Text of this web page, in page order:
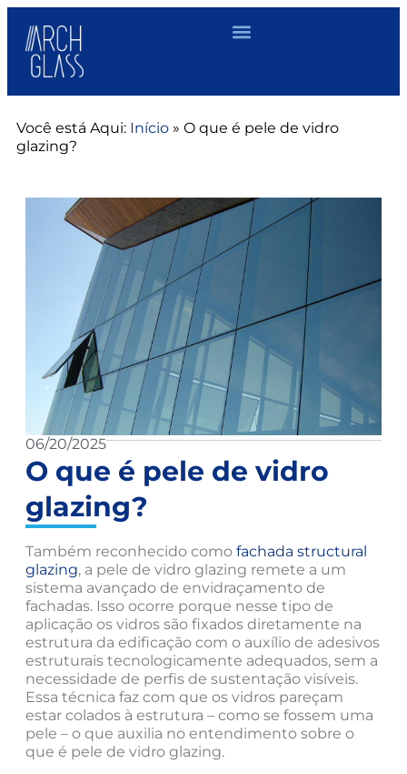
Você está Aqui: Início » O que é pele de vidro
glazing?
06/20/2025
O que é pele de vidro
glazing?
Também reconhecido como fachada structural
glazing, a pele de vidro glazing remete a um
sistema avançado de envidraçamento de
fachadas. Isso ocorre porque nesse tipo de
aplicação os vidros são fixados diretamente na
estrutura da edificação com o auxílio de adesivos
estruturais tecnologicamente adequados, sem a
necessidade de perfis de sustentação visíveis.
Essa técnica faz com que os vidros pareçam
estar colados à estrutura – como se fossem uma
pele – o que auxilia no entendimento sobre o
que é pele de vidro glazing.